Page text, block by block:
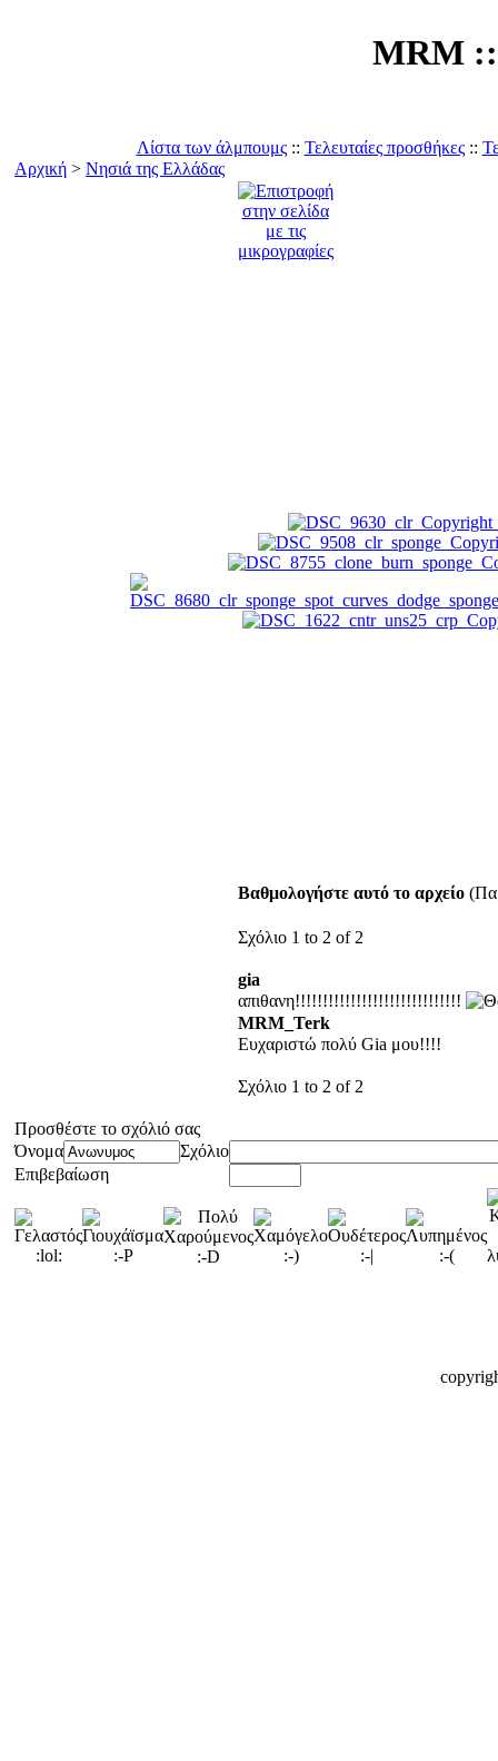
MRM
Λίστα των άλμπουμς:: Τελευταίες προσθήκες::
Αρχική > Νησιά της Ελλάδας
Βαθμολογήστε αυτό το αρχείο
Σχόλιο 1 to 2 of 2
gia
απιθανη!!!!!!!!!!!!!!!!!!!!!!!!!!!!!!
MRM_Terk
Ευχαριστώ πολύ Gia μου!!!!
Σχόλιο 1 to 2 of 2
Προσθέστε το σχόλιό σας
Όνομα
Σχόλιο
Επιβεβαίωση